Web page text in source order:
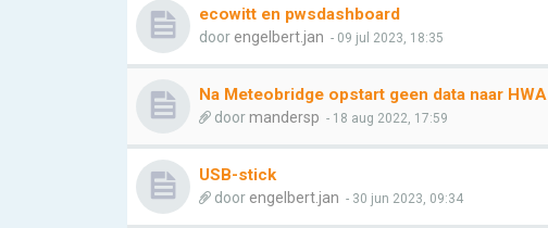
ecowitt en pwsdashboard
door engelbert.jan - 09 jul 2023, 18:35
Na Meteobridge opstart geen data naar HWA
doormandersp - 18 aug 2022, 17:59
USB-stick
door engelbert.jan - 30 jun 2023, 09:34